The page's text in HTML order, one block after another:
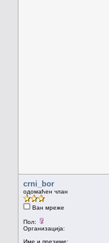
crni_bor
одомаћен члан
Ван мреже
Пол:
Организација:
Име и презиме: